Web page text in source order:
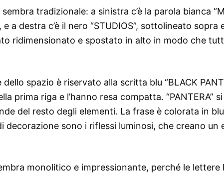
tradizionale: a sinistra c’è la parola bianca
a destra c’è il nero “STUDIOS”, sottolineato
ridimensionato e spostato in alto in modo che
spazio è riservato alla scritta blu “BLACK
prima riga e l’hanno resa compatta. “PANTERA”
del resto degli elementi. La frase è colorata in
decorazione sono i riflessi luminosi, che creano
monolitico e impressionante, perché le